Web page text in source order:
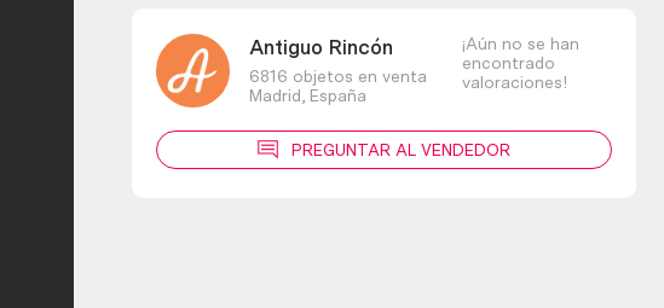
Antiguo Rincón
6816 objetos en venta
Madrid, España
¡Aún no se han
encontrado
valoraciones!
PREGUNTAR AL VENDEDOR